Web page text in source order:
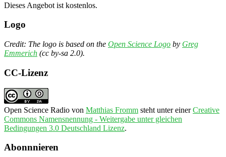
Dieses Angebot ist kostenlos.
Logo
Credit: The logo is based on the Open Science Logo by Greg
Emmerich (cc by-sa 2.0).
CC-Lizenz
Open Science Radio von Matthias Fromm steht unter einerCreative
Commons Namensnennung - Weitergabe unter gleichen
Bedingungen 3.0 Deutschland Lizenz.
Abonnnieren